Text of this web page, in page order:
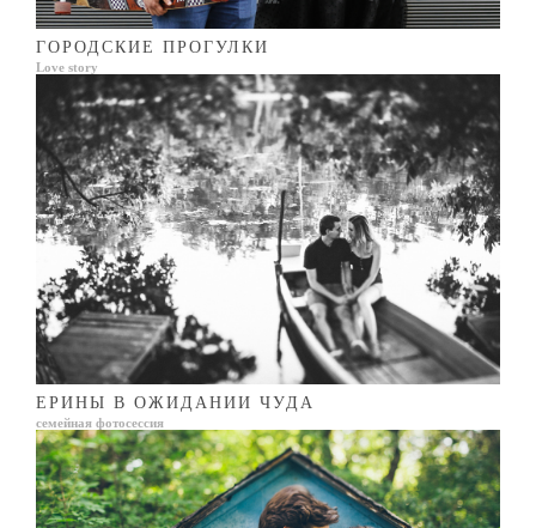
ГОРОДСКИЕ ПРОГУЛКИ
Love story
ЕРИНЫ В ОЖИДАНИИ ЧУДА
семейная фотосессия